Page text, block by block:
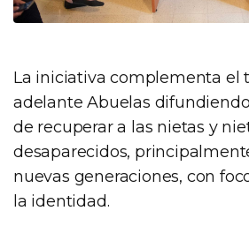
La iniciativa complementa el
adelante Abuelas
de recuperar a las nietas y
desaparecidos,
nuevas generaciones, con
la identidad.